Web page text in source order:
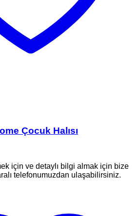
Çocuk Halısı
için ve detaylı bilgi almak için bize
telefonumuzdan ulaşabilirsiniz.